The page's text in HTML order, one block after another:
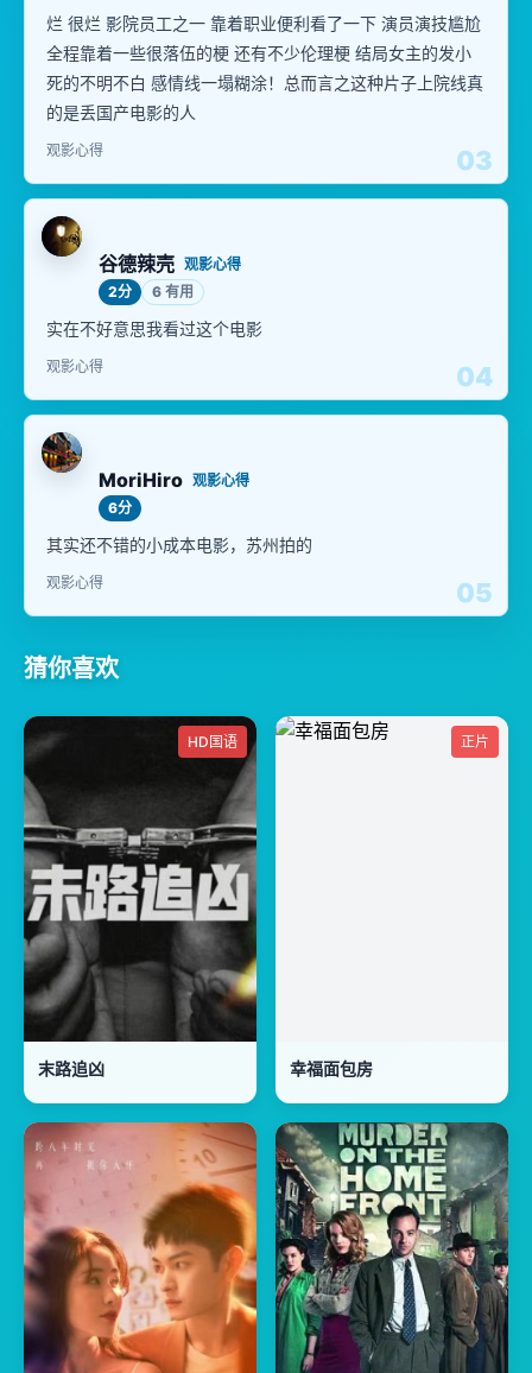
03
烂 很烂 影院员工之一 靠着职业便利看了一下 演员演技尴尬
全程靠着一些很落伍的梗 还有不少伦理梗 结局女主的发小
死的不明不白 感情线一塌糊涂！总而言之这种片子上院线真
的是丢国产电影的人
观影心得
04
谷德辣壳 观影心得
2分
6 有用
实在不好意思我看过这个电影
观影心得
05
MoriHiro 观影心得
6分
其实还不错的小成本电影，苏州拍的
观影心得
猜你喜欢
HD国语
末路追凶
正片
幸福面包房